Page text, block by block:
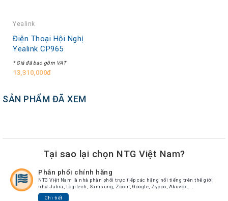
Yealink
Điện Thoại Hội Nghị
Yealink CP965
* Giá đã bao gồm VAT
13,310,000đ
SẢN PHẨM ĐÃ XEM
Tại sao lại chọn NTG Việt Nam?
Phân phối chính hãng
NTG Việt Nam là nhà phân phối trực tiếp các hãng nổi tiếng trên thế giới
như Jabra, Logitech, Samsung, Zoom, Google, Zycoo, Akuvox,...
Chi tiết